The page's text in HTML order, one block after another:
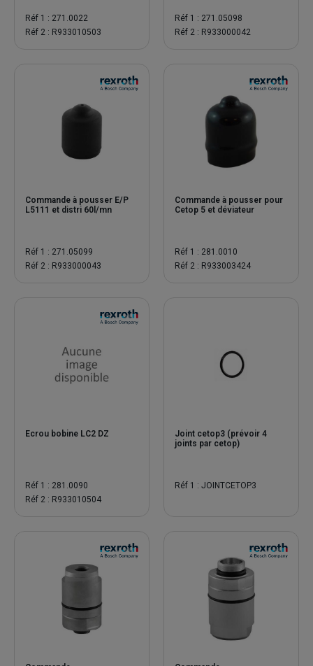
Réf 1 : 271.0022
Réf 2 : R933010503
Réf 1 : 271.05098
Réf 2 : R933000042
Commande à pousser E/P
L5111 et distri 60l/mn
Réf 1 : 271.05099
Réf 2 : R933000043
Commande à pousser pour
Cetop 5 et déviateur
Réf 1 : 281.0010
Réf 2 : R933003424
Ecrou bobine LC2 DZ
Réf 1 : 281.0090
Réf 2 : R933010504
Joint cetop3 (prévoir 4
joints par cetop)
Réf 1 : JOINTCETOP3